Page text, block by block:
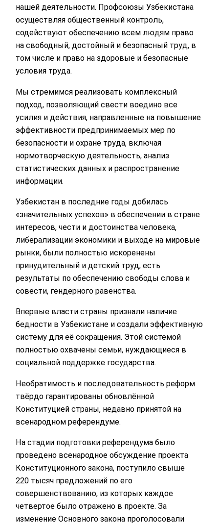
нашей деятельности. Профсоюзы Узбекистана
осуществляя общественный контроль,
содействуют обеспечению всем людям право
на свободный, достойный и безопасный труд, в
том числе и право на здоровые и безопасные
условия труда.
Мы стремимся реализовать комплексный
подход, позволяющий свести воедино все
усилия и действия, направленные на повышение
эффективности предпринимаемых мер по
безопасности и охране труда, включая
нормотворческую деятельность, анализ
статистических данных и распространение
информации.
Узбекистан в последние годы добилась
«значительных успехов» в обеспечении в стране
интересов, чести и достоинства человека,
либерализации экономики и выходе на мировые
рынки, были полностью искоренены
принудительный и детский труд, есть
результаты по обеспечению свободы слова и
совести, гендерного равенства.
Впервые власти страны признали наличие
бедности в Узбекистане и создали эффективную
систему для её сокращения. Этой системой
полностью охвачены семьи, нуждающиеся в
социальной поддержке государства.
Необратимость и последовательность реформ
твёрдо гарантированы обновлённой
Конституцией страны, недавно принятой на
всенародном референдуме.
На стадии подготовки референдума было
проведено всенародное обсуждение проекта
Конституционного закона, поступило свыше
220 тысяч предложений по его
совершенствованию, из которых каждое
четвертое было отражено в проекте. За
изменение Основного закона проголосовали